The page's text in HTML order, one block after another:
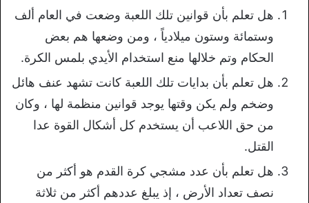
هل تعلم بأن قوانين تلك اللعبة وضعت في العام ألف
وستمائة وستون ميلادياً ، ومن وضعها هم بعض
الحكام وتم خلالها منع استخدام الأيدي بلمس الكرة.
هل تعلم بأن بدايات تلك اللعبة كانت تشهد عنف هائل
وضخم ولم يكن وقتها يوجد قوانين منظمة لها ، وكان
من حق اللاعب أن يستخدم كل أشكال القوة عدا
القتل.
هل تعلم بأن عدد مشجي كرة القدم هو أكثر من
نصف تعداد الأرض ، إذ يبلغ عددهم أكثر من ثلاثة